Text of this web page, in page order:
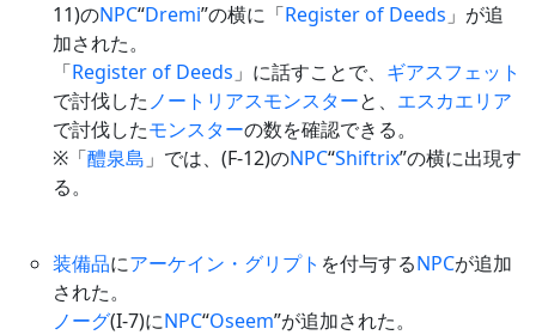
11)のNPC“Dremi”の横に「Register of Deeds 」が追
加された。
「Register of Deeds 」に話すことで、 ギアスフェット
で討伐した ノートリアスモンスターと、 エスカエリア
で討伐したモンスターの数を確認できる。
※「醴泉島 」では、(F-12)のNPC“Shiftrix”の横に出現す
る。
装備品にアーケイン・グリプト を付与するNPCが追加
された。
ノーグ(I-7)にNPC“Oseem”が追加された。